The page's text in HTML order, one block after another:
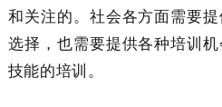
和关注的。社会各方面需要
选择，也需要提供各种培训
技能的培训。